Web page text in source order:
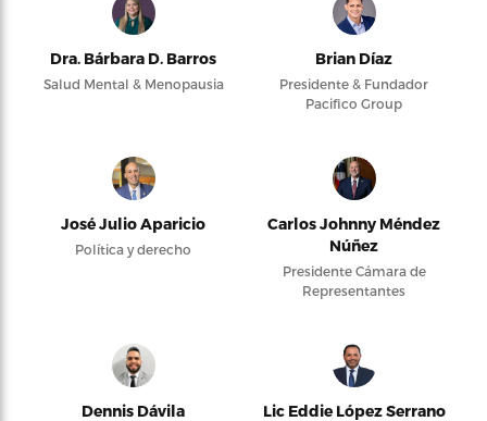
Dra. Bárbara D. Barros
Salud Mental & Menopausia
Brian Díaz
Presidente & Fundador
Pacifico Group
José Julio Aparicio
Política y derecho
Carlos Johnny Méndez
Núñez
Presidente Cámara de
Representantes
Dennis Dávila Lic Eddie López Serrano